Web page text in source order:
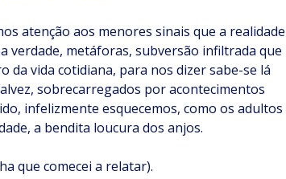
atenção aos menores sinais que a realidade
verdade, metáforas, subversão infiltrada que
da vida cotidiana, para nos dizer sabe-se lá
sobrecarregados por acontecimentos
infelizmente esquecemos, como os adultos
a bendita loucura dos anjos.
que comecei a relatar).